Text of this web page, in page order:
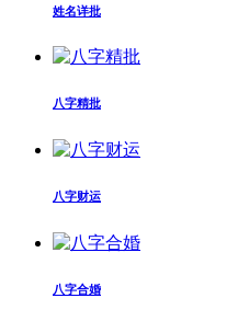
姓名详批
八字精批
八字财运
八字合婚